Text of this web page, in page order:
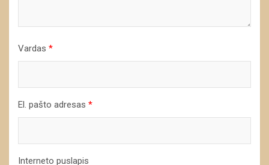
Vardas *
El. pašto adresas *
Interneto puslapis